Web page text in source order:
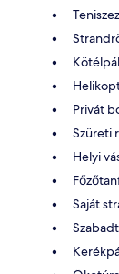
Privát
Szüreti
Helyi
Saját